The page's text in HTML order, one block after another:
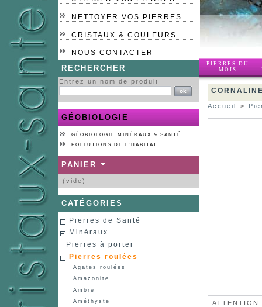
NETTOYER VOS PIERRES
CRISTAUX & COULEURS
NOUS CONTACTER
PIERRES DU
MOIS
RECHERCHER
Entrez un nom de produit
GÉOBIOLOGIE
GÉOBIOLOGIE MINÉRAUX & SANTÉ
POLLUTIONS DE L'HABITAT
PANIER
(vide)
CATÉGORIES
Pierres de Santé
Minéraux
Pierres à porter
Pierres roulées
Agates roulées
Amazonite
Ambre
Améthyste
Accueil >